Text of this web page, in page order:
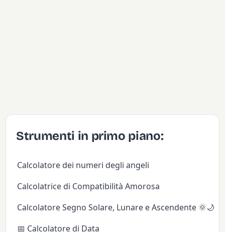
Strumenti in primo piano:
Calcolatore dei numeri degli angeli
Calcolatrice di Compatibilità Amorosa
Calcolatore Segno Solare, Lunare e Ascendente 🌞🌙✨
📅 Calcolatore di Data